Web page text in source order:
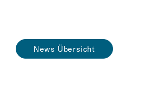
News Übersicht